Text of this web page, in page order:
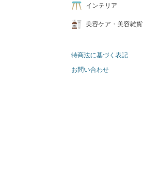
インテリア
美容ケア・美容雑貨
特商法に基づく表記
お問い合わせ